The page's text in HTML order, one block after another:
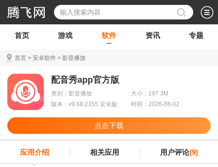
首页 游戏 软件 资讯 专题
首页 > 安卓软件 > 影音播放
配音秀app官方版
类别：影音播放
大小：197.3M
版本：v9.68.2355 安卓版
时间：2026-08-02
点击下载
应用介绍 相关应用 用户评论(9)